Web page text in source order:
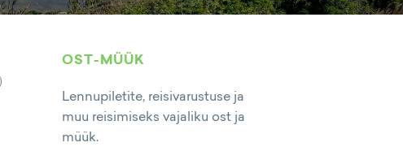
OST-MÜÜK
Lennupiletite, reisivarustuse ja
muu reisimiseks vajaliku ost ja
müük.